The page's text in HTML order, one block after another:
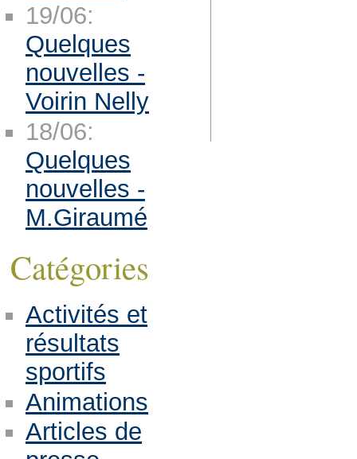
19/06:
Quelques
nouvelles -
Voirin Nelly
18/06:
Quelques
nouvelles -
M.Giraumé
Catégories
Activités et
résultats
sportifs
Animations
Articles de